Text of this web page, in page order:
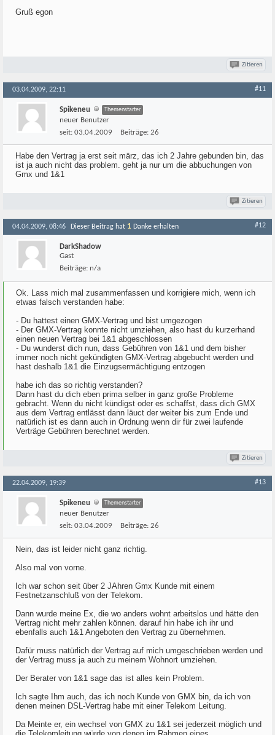
Gruß egon
Zitieren
03.04.2009, 22:11 #11
Spikeneu Themenstarter
neuer Benutzer
seit: 03.04.2009 Beiträge: 26
Habe den Vertrag ja erst seit märz, das ich 2 Jahre gebunden bin, das
ist ja auch nicht das problem. geht ja nur um die abbuchungen von
Gmx und 1&1
Zitieren
04.04.2009, 08:46 Dieser Beitrag hat 1 Danke erhalten #12
DarkShadow
Gast
Beiträge: n/a
Ok. Lass mich mal zusammenfassen und korrigiere mich, wenn ich
etwas falsch verstanden habe:
- Du hattest einen GMX-Vertrag und bist umgezogen
- Der GMX-Vertrag konnte nicht umziehen, also hast du kurzerhand
einen neuen Vertrag bei 1&1 abgeschlossen
- Du wunderst dich nun, dass Gebühren von 1&1 und dem bisher
immer noch nicht gekündigten GMX-Vertrag abgebucht werden und
hast deshalb 1&1 die Einzugsermächtigung entzogen
habe ich das so richtig verstanden?
Dann hast du dich eben prima selber in ganz große Probleme
gebracht. Wenn du nicht kündigst oder es schaffst, dass dich GMX
aus dem Vertrag entlässt dann läuct der weiter bis zum Ende und
natürlich ist es dann auch in Ordnung wenn dir für zwei laufende
Verträge Gebühren berechnet werden.
Zitieren
22.04.2009, 19:39 #13
Spikeneu Themenstarter
neuer Benutzer
seit: 03.04.2009 Beiträge: 26
Nein, das ist leider nicht ganz richtig.
Also mal von vorne.
Ich war schon seit über 2 JAhren Gmx Kunde mit einem
Festnetzanschluß von der Telekom.
Dann wurde meine Ex, die wo anders wohnt arbeitslos und hätte den
Vertrag nicht mehr zahlen können. darauf hin habe ich ihr und
ebenfalls auch 1&1 Angeboten den Vertrag zu übernehmen.
Dafür muss natürlich der Vertrag auf mich umgeschrieben werden und
der Vertrag muss ja auch zu meinem Wohnort umziehen.
Der Berater von 1&1 sage das ist alles kein Problem.
Ich sagte Ihm auch, das ich noch Kunde von GMX bin, da ich von
denen meinen DSL-Vertrag habe mit einer Telekom Leitung.
Da Meinte er, ein wechsel von GMX zu 1&1 sei jederzeit möglich und